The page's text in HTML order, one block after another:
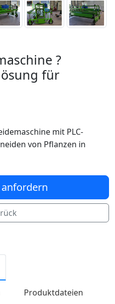
?
für
mit PLC-
von Pflanzen in
Produktdateien